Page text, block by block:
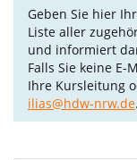
Geben Sie hier
Liste aller
und informiert
Falls Sie keine
Ihre Kursleitung
ilias@hdw-nrw.de.